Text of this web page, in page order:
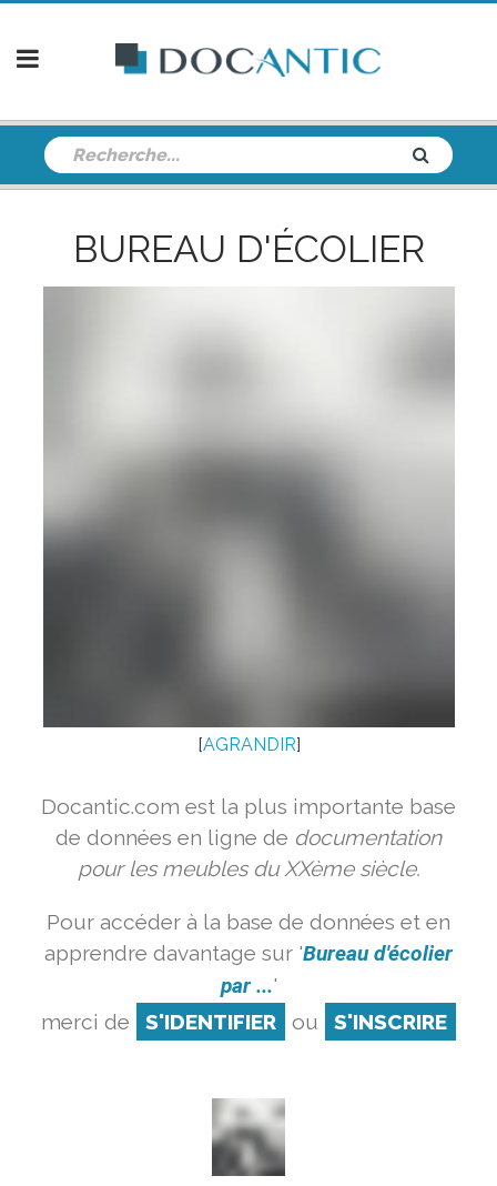
BUREAU D'ÉCOLIER
[AGRANDIR]
Docantic.com est la plus importante base
de données en ligne de documentation
pour les meubles du XXème siècle.
Pour accéder à la base de données et en
apprendre davantage sur 'Bureau d'écolier
par ...'
merci de
S'IDENTIFIER ou S'INSCRIRE